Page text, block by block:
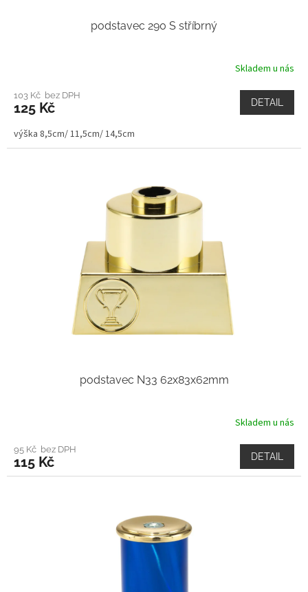
podstavec 290 S stříbrný
Skladem u nás
103 Kč bez DPH
125 Kč DETAIL
výška 8,5cm/ 11,5cm/ 14,5cm
podstavec N33 62x83x62mm
Skladem u nás
95 Kč bez DPH
115 Kč DETAIL